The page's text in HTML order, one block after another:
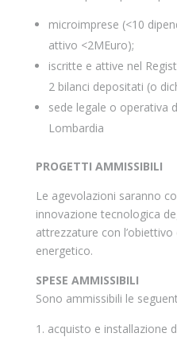
microimprese (<10
attivo <2MEuro);
iscritte e attive nel
2 bilanci depositati (o
sede legale o operativa
Lombardia
PROGETTI AMMISSIBILI
Le agevolazioni saranno
innovazione tecnologica
attrezzature con
energetico.
SPESE AMMISSIBILI
Sono ammissibili le
acquisto e installazione